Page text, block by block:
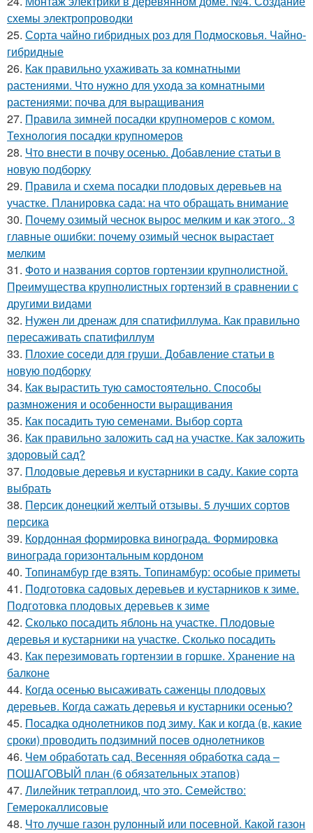
схемы электропроводки
25. Сорта чайно гибридных роз для Подмосковья. Чайно-
гибридные
26. Как правильно ухаживать за комнатными
растениями. Что нужно для ухода за комнатными
растениями: почва для выращивания
27. Правила зимней посадки крупномеров с комом.
Технология посадки крупномеров
28. Что внести в почву осенью. Добавление статьи в
новую подборку
29. Правила и схема посадки плодовых деревьев на
участке. Планировка сада: на что обращать внимание
30. Почему озимый чеснок вырос мелким и как этого.. 3
главные ошибки: почему озимый чеснок вырастает
мелким
31. Фото и названия сортов гортензии крупнолистной.
Преимущества крупнолистных гортензий в сравнении с
другими видами
32. Нужен ли дренаж для спатифиллума. Как правильно
пересаживать спатифиллум
33. Плохие соседи для груши. Добавление статьи в
новую подборку
34. Как вырастить тую самостоятельно. Способы
размножения и особенности выращивания
35. Как посадить тую семенами. Выбор сорта
36. Как правильно заложить сад на участке. Как заложить
здоровый сад?
37. Плодовые деревья и кустарники в саду. Какие сорта
выбрать
38. Персик донецкий желтый отзывы. 5 лучших сортов
персика
39. Кордонная формировка винограда. Формировка
винограда горизонтальным кордоном
40. Топинамбур где взять. Топинамбур: особые приметы
41. Подготовка садовых деревьев и кустарников к зиме.
Подготовка плодовых деревьев к зиме
42. Сколько посадить яблонь на участке. Плодовые
деревья и кустарники на участке. Сколько посадить
43. Как перезимовать гортензии в горшке. Хранение на
балконе
44. Когда осенью высаживать саженцы плодовых
деревьев. Когда сажать деревья и кустарники осенью?
45. Посадка однолетников под зиму. Как и когда (в, какие
сроки) проводить подзимний посев однолетников
46. Чем обработать сад. Весенняя обработка сада –
ПОШАГОВЫЙ план (6 обязательных этапов)
47. Лилейник тетраплоид, что это. Семейство:
Гемерокаллисовые
48. Что лучше газон рулонный или посевной. Какой газон